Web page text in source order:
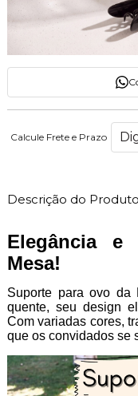
Calcule Frete e Prazo
Descrição do Produto
Elegância e
Mesa!
Suporte para ovo da
quente, seu design
Com variadas cores,
que os convidados se